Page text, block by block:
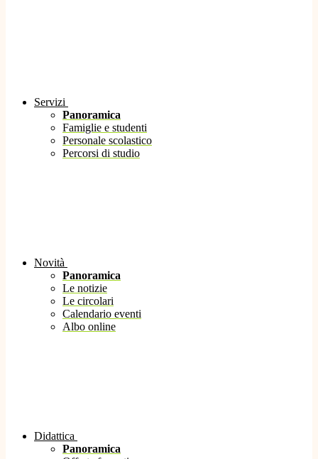
Servizi
Panoramica
Famiglie e studenti
Personale scolastico
Percorsi di studio
Novità
Panoramica
Le notizie
Le circolari
Calendario eventi
Albo online
Didattica
Panoramica